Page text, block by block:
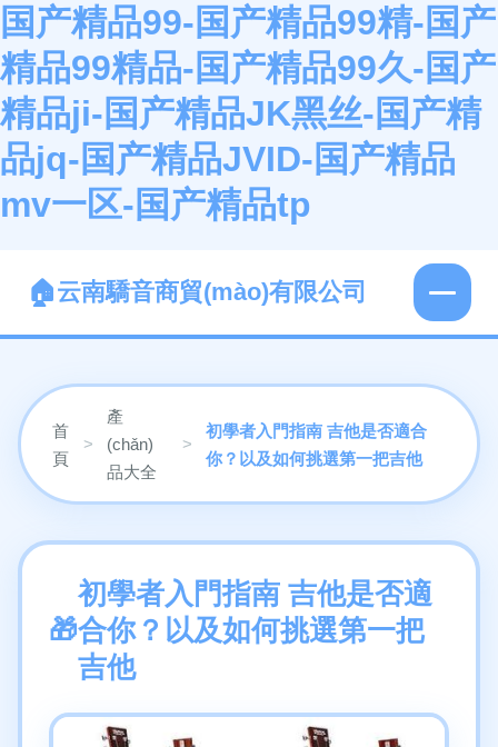
国产精品99-国产精品99精-国产
精品99精品-国产精品99久-国产
精品ji-国产精品JK黑丝-国产精
品jq-国产精品JVID-国产精品
mv一区-国产精品tp
云南驕音商貿(mào)有限公司
首
頁
>
產
(chǎn)
品大全
>
初學者入門指南 吉他是否適合
你？以及如何挑選第一把吉他
初學者入門指南 吉他是否適
合你？以及如何挑選第一把
吉他